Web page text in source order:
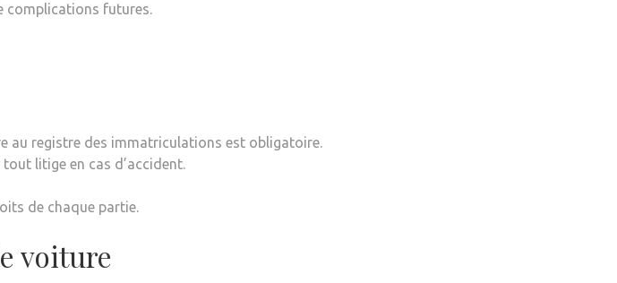
complications futures.
au registre des immatriculations est obligatoire.
litige en cas d’accident.
de chaque partie.
voiture